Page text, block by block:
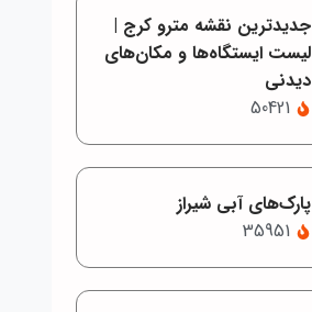
جدیدترین نقشه مترو کرج |
لیست ایستگاه‌ها و مکان‌های
دیدنی
50421
پارک‌های آبی شیراز
35951